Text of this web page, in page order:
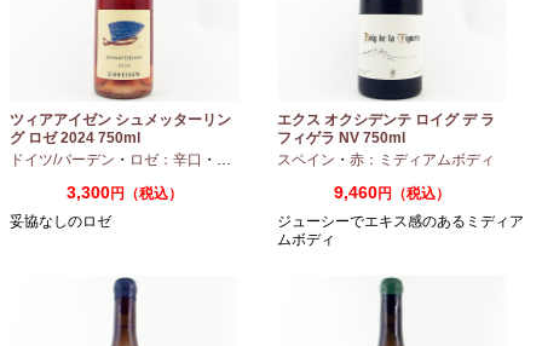
ツィアアイゼン シュメッターリン
グ ロゼ 2024 750ml
ドイツ/バーデン ・ ロゼ：辛口 ・ ピノノワール
3,300円（税込）
妥協なしのロゼ
エクス オクシデンテ ロイグ デ ラ
フィゲラ NV 750ml
（2022/2023）
スペイン ・ 赤：ミディアムボディ
9,460円（税込）
ジューシーでエキス感のあるミディア
ムボディ